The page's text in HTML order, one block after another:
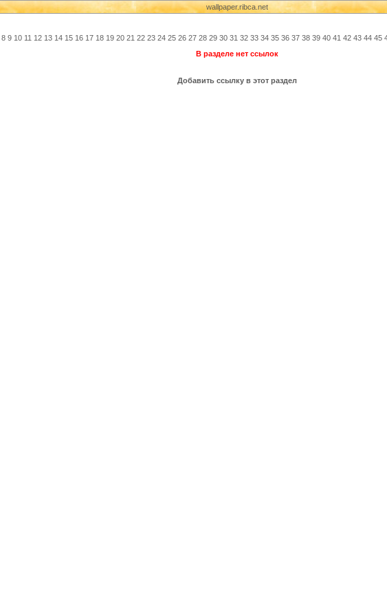
wallpaper.ribca.net
8 9 10 11 12 13 14 15 16 17 18 19 20 21 22 23 24 25 26 27 28 29 30 31 32 33 34 35 36 37 38 39 40 41 42 43 44 45
В разделе нет ссылок
Добавить ссылку в этот раздел